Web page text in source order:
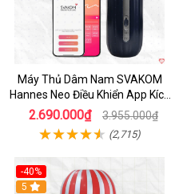
Máy Thủ Dâm Nam SVAKOM
Hannes Neo Điều Khiển App Kích
Thích
2.690.000₫ 3.955.000₫
(2,715)
-40%
Hot
5